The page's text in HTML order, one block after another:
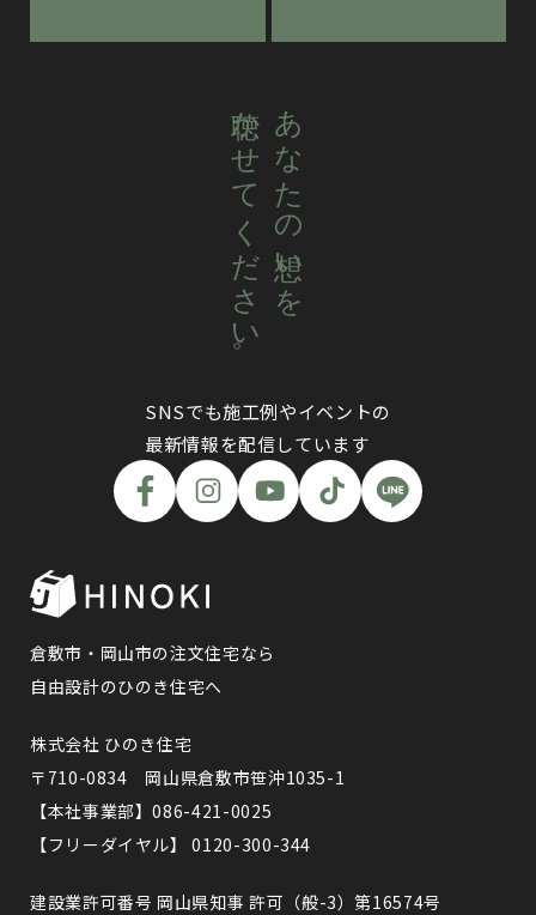
あなたの想いを
聴かせてください。
SNSでも施工例やイベントの
最新情報を配信しています
倉敷市・岡山市の注文住宅なら
自由設計のひのき住宅へ
株式会社 ひのき住宅
〒710-0834 岡山県倉敷市笹沖1035-1
【本社事業部】086-421-0025
【フリーダイヤル】 0120-300-344
建設業許可番号 岡山県知事 許可（般-3）第16574号